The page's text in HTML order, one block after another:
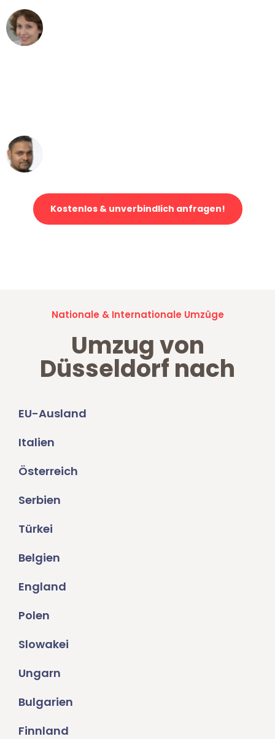
Kostenlos & unverbindlich anfragen!
Nationale & Internationale Umzüge
Umzug von
Düsseldorf nach
EU-Ausland
Italien
Österreich
Serbien
Türkei
Belgien
England
Polen
Slowakei
Ungarn
Bulgarien
Finnland